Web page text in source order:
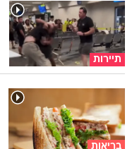
תיירות
בריאות